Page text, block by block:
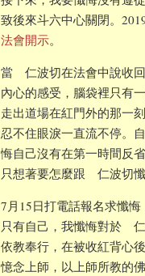
致後來斗六中心關閉。
法會開示。
當 仁波切在法會中說收回
內心的感受，腦袋裡只有
走出道場在紅門外的那一
忍不住眼淚一直流不停。
悔自己沒有在第一時間反
只想著要怎麼跟 仁波切
7月15日打電話報名求懺
只有自己，我懺悔對於
依教奉行，在被收紅背心
憶念上師，以上師所教的